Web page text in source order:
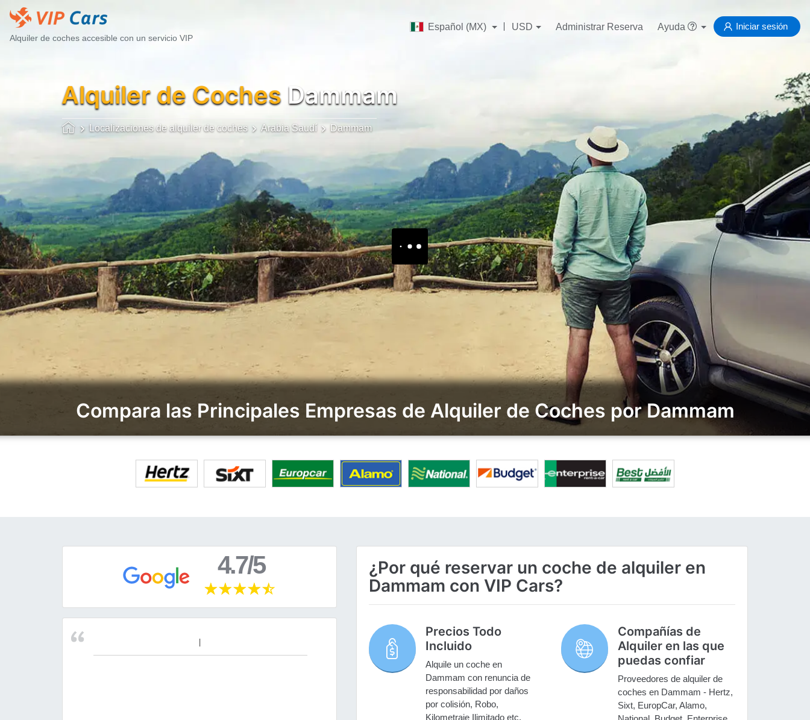
Alquiler de coches accesible con un servicio VIP
Español (MX) USD Administrar Reserva Ayuda Iniciar sesión
Alquiler de Coches Dammam
Localizaciones de alquiler de coches Arabia Saudí Dammam
Compara las Principales Empresas de Alquiler de Coches por Dammam
4.7/5
¿Por qué reservar un coche de alquiler en
Dammam con VIP Cars?
Precios Todo
Incluido
Alquile un coche en
Dammam con renuncia de
responsabilidad por daños
por colisión, Robo,
Kilometraje Ilimitado etc.
Compañías de
Alquiler en las que
puedas confiar
Proveedores de alquiler de
coches en Dammam - Hertz,
Sixt, EuropCar, Alamo,